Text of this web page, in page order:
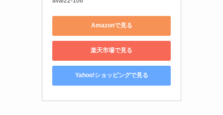
Amazonで見る
楽天市場で見る
Yahoo!ショッピングで見る